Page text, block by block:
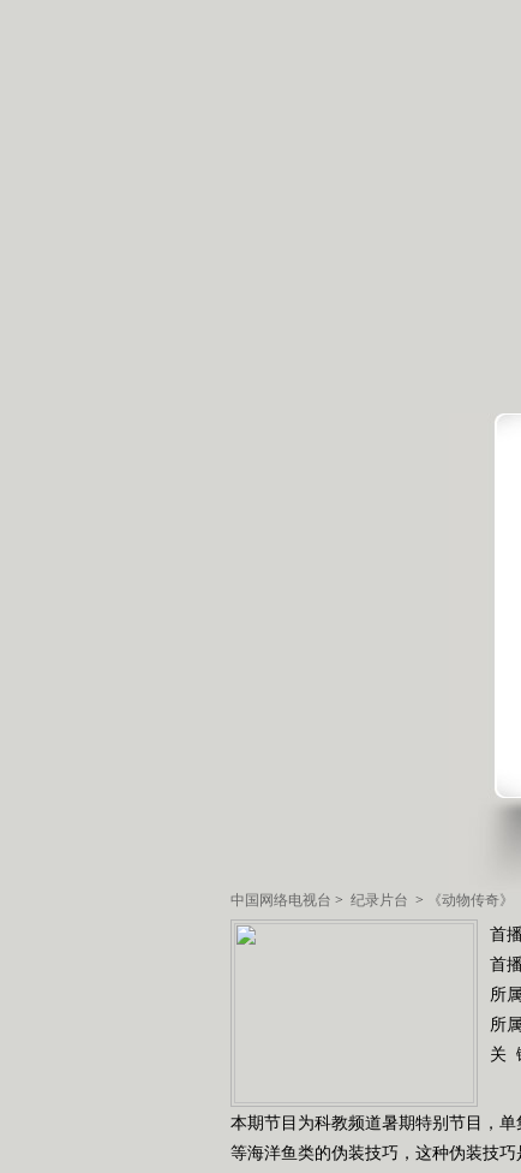
中国网络电视台 > 纪录片台 > 《动物传奇》
首
首
所
所
关
本期节目为科教频道暑期特别节目，
等海洋鱼类的伪装技巧，这种伪装技